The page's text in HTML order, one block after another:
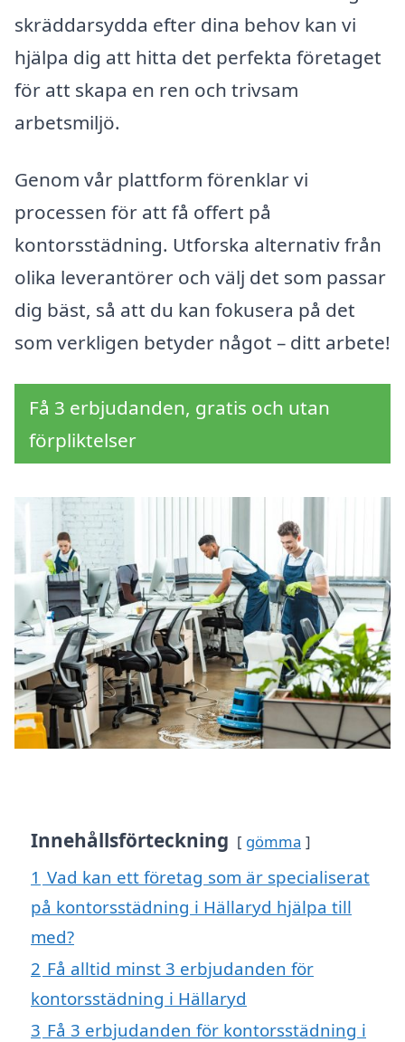
skräddarsydda efter dina behov kan vi
hjälpa dig att hitta det perfekta företaget
för att skapa en ren och trivsam
arbetsmiljö.
Genom vår plattform förenklar vi
processen för att få offert på
kontorsstädning. Utforska alternativ från
olika leverantörer och välj det som passar
dig bäst, så att du kan fokusera på det
som verkligen betyder något – ditt arbete!
Få 3 erbjudanden, gratis och utan
förpliktelser
Innehållsförteckning gömma
1 Vad kan ett företag som är specialiserat
på kontorsstädning i Hällaryd hjälpa till
med?
2 Få alltid minst 3 erbjudanden för
kontorsstädning i Hällaryd
3 Få 3 erbjudanden för kontorsstädning i